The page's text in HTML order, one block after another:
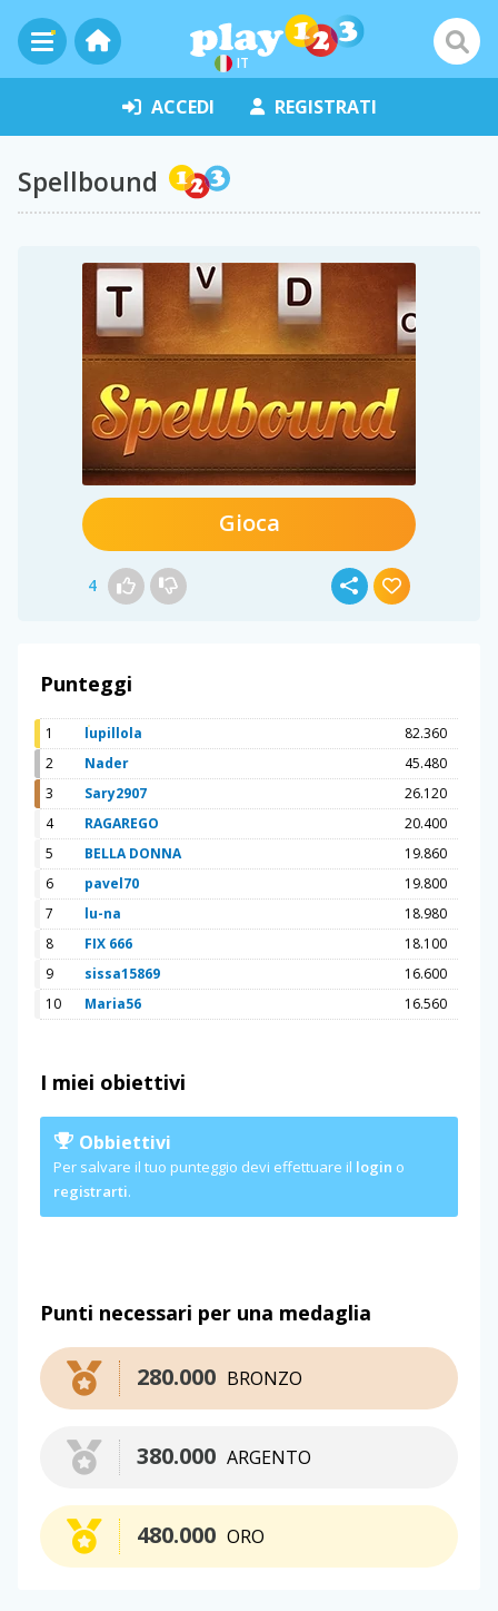
IT
ACCEDI REGISTRATI
Spellbound
Gioca
4
Punteggi
1 lupillola
82.360
2
Nader
45.480
3
Sary2907
26.120
4
RAGAREGO
20.400
5
BELLA DONNA
19.860
6
pavel70
19.800
7
lu-na
18.980
8
FIX 666
18.100
9
sissa15869
16.600
10
Maria56 16.560
I miei obiettivi
Obbiettivi
Per salvare il tuo punteggio devi effettuare il login o
registrarti.
Punti necessari per una medaglia
BRONZO
280.000
ARGENTO
380.000
ORO
480.000